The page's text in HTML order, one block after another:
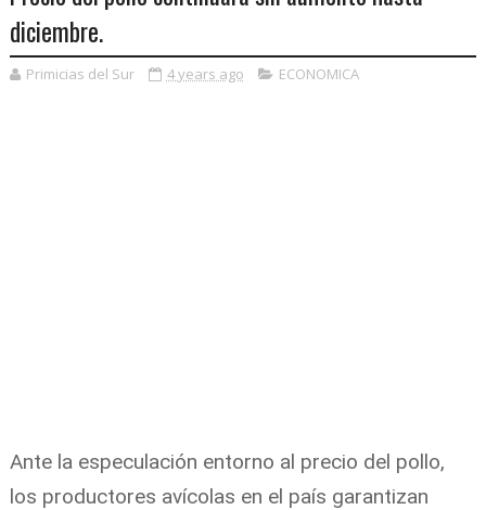
diciembre.
Primicias del Sur 4 years ago ECONOMICA
Ante la especulación entorno al precio del pollo,
los productores avícolas en el país garantizan